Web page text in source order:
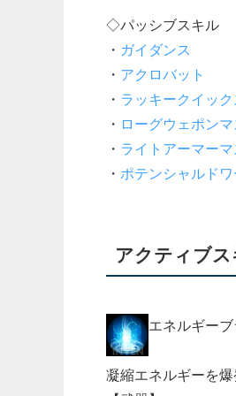
◇パッシブスキル
・ ガイダンス
・ アクロバット
・ ラッキークイッ
・ ローグウェポン
・ ライトアーマー
・ ポテンシャルドワ
アクティブ
エネルギーブ
凝縮エネルギーを